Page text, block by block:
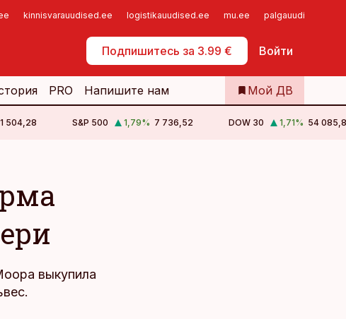
kinnisvarauudised.ee logistikauudised.ee mu.ee palgauudised.ee
Подпишитесь за 3.99 € Войти
Самообслуживание
PRO Напишите нам Мой ДВ
1 504,28 S&P 500 1,79% 7 736,52 DOW 30 1,71% 54
выкупила